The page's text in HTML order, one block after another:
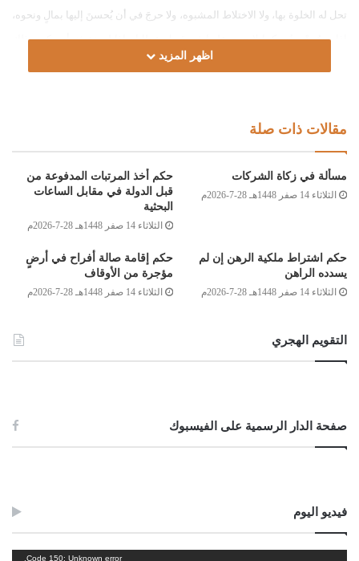
تحل له الخلوة بها، ولا الاختلاط المشبوه، ولا حرجَ في أن يُحسنَ إليها بمالٍ ونحوه،
إذا حسُنتْ نيتُه، كما لا حرج عليها في قبول عطاياه إذا لم تخشَ أن يكون ذلك
سبيلا إلى الوقوع في محذورٍ شرعيّ، والله أعلم.
لجنة الفتوى بدار الإفتاء
أحمد ميلاد قدور
مفتي عام ليبيا
Post Views: 1٬064
الوسوم الاختلاط المشبوه الخلوة المحرمة
اظهر المزيد
مقالات ذات صلة
مسألة في زكاة الشركات
الثلاثاء 14 صفر 1448هـ 28-7-2026م
حكم أخذ المرتبات المدفوعة من
قبل الدولة في مقابل الساعات
البحثية
الثلاثاء 14 صفر 1448هـ 28-7-2026م
حكم اشتراط ملكية الرهن إن لم
يسدده الراهن
الثلاثاء 14 صفر 1448هـ 28-7-2026م
حكم إقامة صالة أفراح في أرضٍ
مؤجرة من الأوقاف
الثلاثاء 14 صفر 1448هـ 28-7-2026م
التقويم الهجري
صفحة الدار الرسمية على الفيسبوك
فيديو اليوم
Code 150: Unknown error.